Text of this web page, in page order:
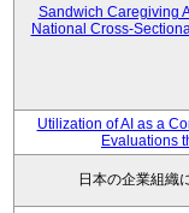
Sandwich Caregiving
National Cross-
Utilization of AI as a
Evaluations
日本の企業組織